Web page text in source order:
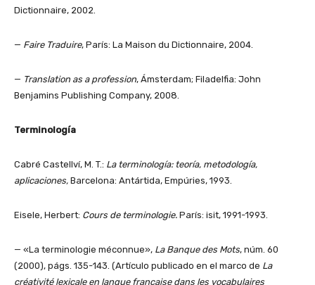
Dictionnaire, 2002.
— Faire Traduire, París: La Maison du Dictionnaire, 2004.
— Translation as a profession, Ámsterdam; Filadelfia: John
Benjamins Publishing Company, 2008.
Terminología
Cabré Castellví, M. T.: La terminología: teoría, metodología,
aplicaciones, Barcelona: Antártida, Empúries, 1993.
Eisele, Herbert: Cours de terminologie. París: isit, 1991-1993.
— «La terminologie méconnue», La Banque des Mots, núm. 60
(2000), págs. 135-143. (Artículo publicado en el marco de La
créativité lexicale en langue française dans les vocabulaires